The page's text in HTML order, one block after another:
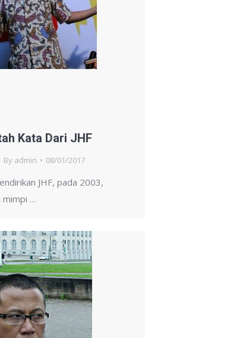
Kata Dari JHF
By admin 08/01/2017
JHF, pada 2003,
mimpi …